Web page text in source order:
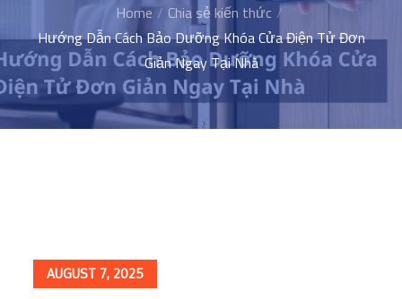
Home
Chia sẻ kiến thức
Hướng Dẫn Cách Bảo Dưỡng Khóa Cửa Điện Tử Đơn
Giản Ngay Tại Nhà
Posted
AUGUST 7, 2025